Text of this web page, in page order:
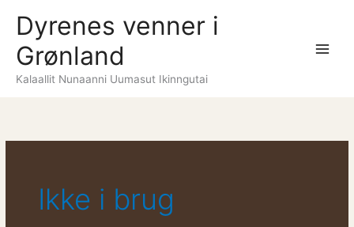
indholdet
Dyrenes venner i
Grønland
Kalaallit Nunaanni Uumasut Ikinngutai
Ikke i brug